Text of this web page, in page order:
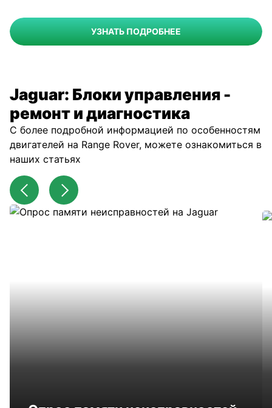
УЗНАТЬ ПОДРОБНЕЕ
Jaguar: Блоки управления -
ремонт и диагностика
С более подробной информацией по особенностям
двигателей на Range Rover, можете ознакомиться в
наших статьях